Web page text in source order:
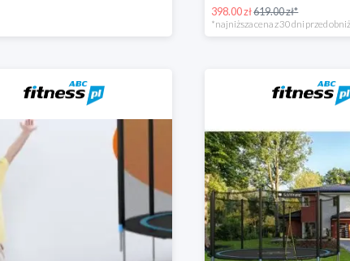
398.00 zł619.00 zł*
*najniższa cena z 30 dni przed